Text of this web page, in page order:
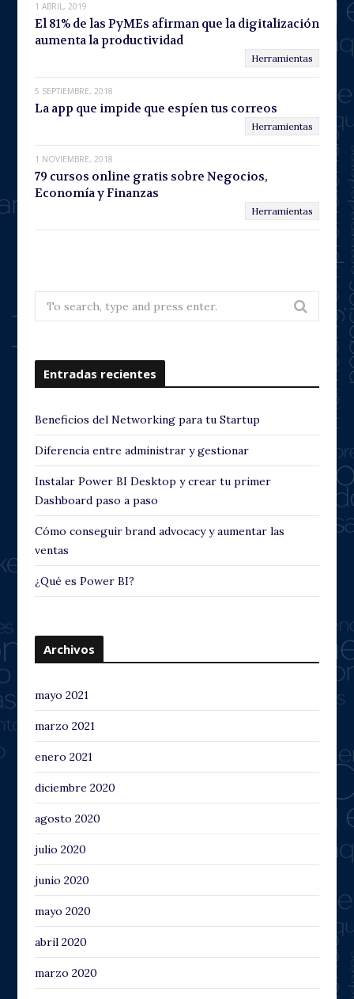
1 ABRIL, 2019
El 81% de las PyMEs afirman que la digitalización
aumenta la productividad
Herramientas
5 SEPTIEMBRE, 2018
La app que impide que espíen tus correos
Herramientas
1 NOVIEMBRE, 2018
79 cursos online gratis sobre Negocios,
Economía y Finanzas
Herramientas
Search
for:
Entradas recientes
Beneficios del Networking para tu Startup
Diferencia entre administrar y gestionar
Instalar Power BI Desktop y crear tu primer
Dashboard paso a paso
Cómo conseguir brand advocacy y aumentar las
ventas
¿Qué es Power BI?
Archivos
mayo 2021
marzo 2021
enero 2021
diciembre 2020
agosto 2020
julio 2020
junio 2020
mayo 2020
abril 2020
marzo 2020